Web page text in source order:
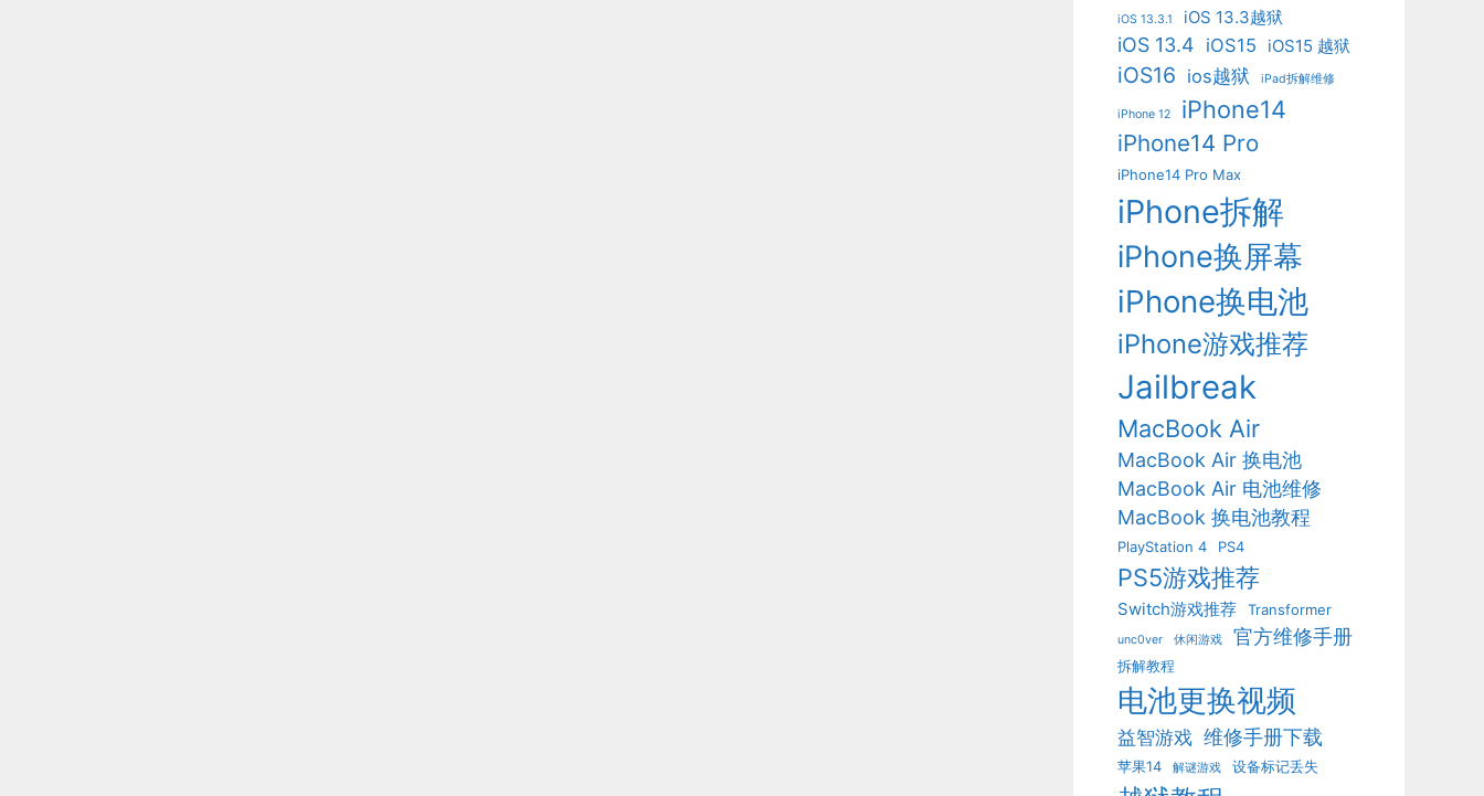
iOS 13.3.1 iOS 13.3越狱
iOS 13.4 iOS15 iOS15 越狱
iOS16 ios越狱 iPad拆解维修
iPhone 12 iPhone14
iPhone14 Pro
iPhone14 Pro Max
iPhone拆解
iPhone换屏幕
iPhone换电池
iPhone游戏推荐
Jailbreak
MacBook Air
MacBook Air 换电池
MacBook Air 电池维修
MacBook 换电池教程
PlayStation 4 PS4
PS5游戏推荐
Switch游戏推荐 Transformer
unc0ver 休闲游戏 官方维修手册
拆解教程
电池更换视频
益智游戏 维修手册下载
苹果14 解谜游戏 设备标记丢失